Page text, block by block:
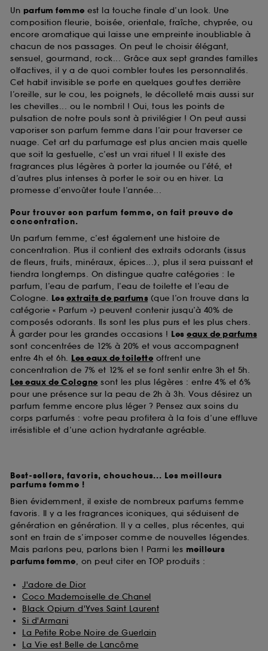
Un parfum femme est la touche finale d’un look. Une
composition fleurie, boisée, orientale, fraîche, chyprée, ou
encore aromatique qui laisse une empreinte inoubliable à
chacun de nos passages. On peut le choisir élégant,
sensuel, gourmand, rock... Grâce aux sept grandes familles
olfactives, il y a de quoi combler toutes les personnalités.
Cet habit invisible se porte en quelques gouttes derrière
l’oreille, sur le cou, les poignets, le décolleté mais aussi sur
les chevilles... ou le nombril ! Oui, tous les points de
pulsation de notre pouls sont à privilégier ! On peut aussi
vaporiser son parfum femme dans l’air pour traverser ce
nuage. Cet art du parfumage est plus ancien mais quelle
que soit la gestuelle, c’est un vrai rituel ! Il existe des
fragrances plus légères à porter la journée ou l’été, et
d’autres plus intenses à porter le soir ou en hiver. La
promesse d’envoûter toute l’année...
Pour trouver son parfum femme, on fait preuve de
concentration.
Un parfum femme, c’est également une histoire de
concentration. Plus il contient des extraits odorants (issus
de fleurs, fruits, minéraux, épices...), plus il sera puissant et
tiendra longtemps. On distingue quatre catégories : le
parfum, l’eau de parfum, l’eau de toilette et l’eau de
Cologne. Les extraits de parfums (que l’on trouve dans la
catégorie « Parfum ») peuvent contenir jusqu’à 40% de
composés odorants. Ils sont les plus purs et les plus chers.
À garder pour les grandes occasions ! Les eaux de parfums
sont concentrées de 12% à 20% et vous accompagnent
entre 4h et 6h. Les eaux de toilette offrent une
concentration de 7% et 12% et se font sentir entre 3h et 5h.
Les eaux de Cologne sont les plus légères : entre 4% et 6%
pour une présence sur la peau de 2h à 3h. Vous désirez un
parfum femme encore plus léger ? Pensez aux soins du
corps parfumés : votre peau profitera à la fois d’une effluve
irrésistible et d’une action hydratante agréable.
Best-sellers, favoris, chouchous... Les meilleurs
parfums femme !
Bien évidemment, il existe de nombreux parfums femme
favoris. Il y a les fragrances iconiques, qui séduisent de
génération en génération. Il y a celles, plus récentes, qui
sont en train de s’imposer comme de nouvelles légendes.
Mais parlons peu, parlons bien ! Parmi les meilleurs
parfums femme, on peut citer en TOP produits :
J'adore de Dior
Coco Mademoiselle de Chanel
Black Opium d'Yves Saint Laurent
Si d'Armani
La Petite Robe Noire de Guerlain
La Vie est Belle de Lancôme
ils nous permettent de lutter notamment contre les
fraudes aux moyens de paiement et les
usurpations d’identité.
Cookies fonctionnels :il s’agit de cookies
permettant l’affichage et/ou la fourniture de
certaines fonctionnalités du site, tel que les
cookies d’authentification qui sont utilisés afin de
vous faire bénéficier de l’authentification
prolongée vous permettant d’accéder à votre
compte lors de votre prochaine visite sur le site
sans saisir à nouveau votre identifiant et mot de
passe.
A l'exception des cookies techniques, le dépôt et la
pouvez personnaliser vos choix concernant le dépôt
choix" ci-dessous ou décider de "tout accepter".
Sephora pourra associer les informations de
navigation collectées par ces Cookies, pour les
finalités acceptées, avec les données personnelles
collectées ou générées lors de votre activité en ligne
ou en magasin. Pour refuser tous les cookies, cliques
sur "continuer sans accepter". Voous pouvez à tout
moment choisir de retirer votrte consentement. Si vous
souhaitez obtenir plus d'information sur les cookies
utilisés, cliquez ici .